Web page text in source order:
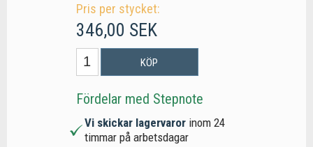
Pris per stycket:
346,00 SEK
KÖP
Fördelar med Stepnote
Vi skickar lagervaror inom 24
timmar på arbetsdagar